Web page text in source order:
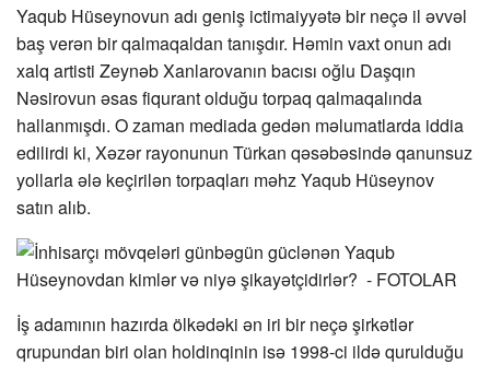
Yaqub Hüseynovun adı geniş ictimaiyyətə bir neçə il əvvəl
baş verən bir qalmaqaldan tanışdır. Həmin vaxt onun adı
xalq artisti Zeynəb Xanlarovanın bacısı oğlu Daşqın
Nəsirovun əsas fiqurant olduğu torpaq qalmaqalında
hallanmışdı. O zaman mediada gedən məlumatlarda iddia
edilirdi ki, Xəzər rayonunun Türkan qəsəbəsində qanunsuz
yollarla ələ keçirilən torpaqları məhz Yaqub Hüseynov
satın alıb.
İş adamının hazırda ölkədəki ən iri bir neçə şirkətlər
qrupundan biri olan holdinqinin isə 1998-ci ildə qurulduğu